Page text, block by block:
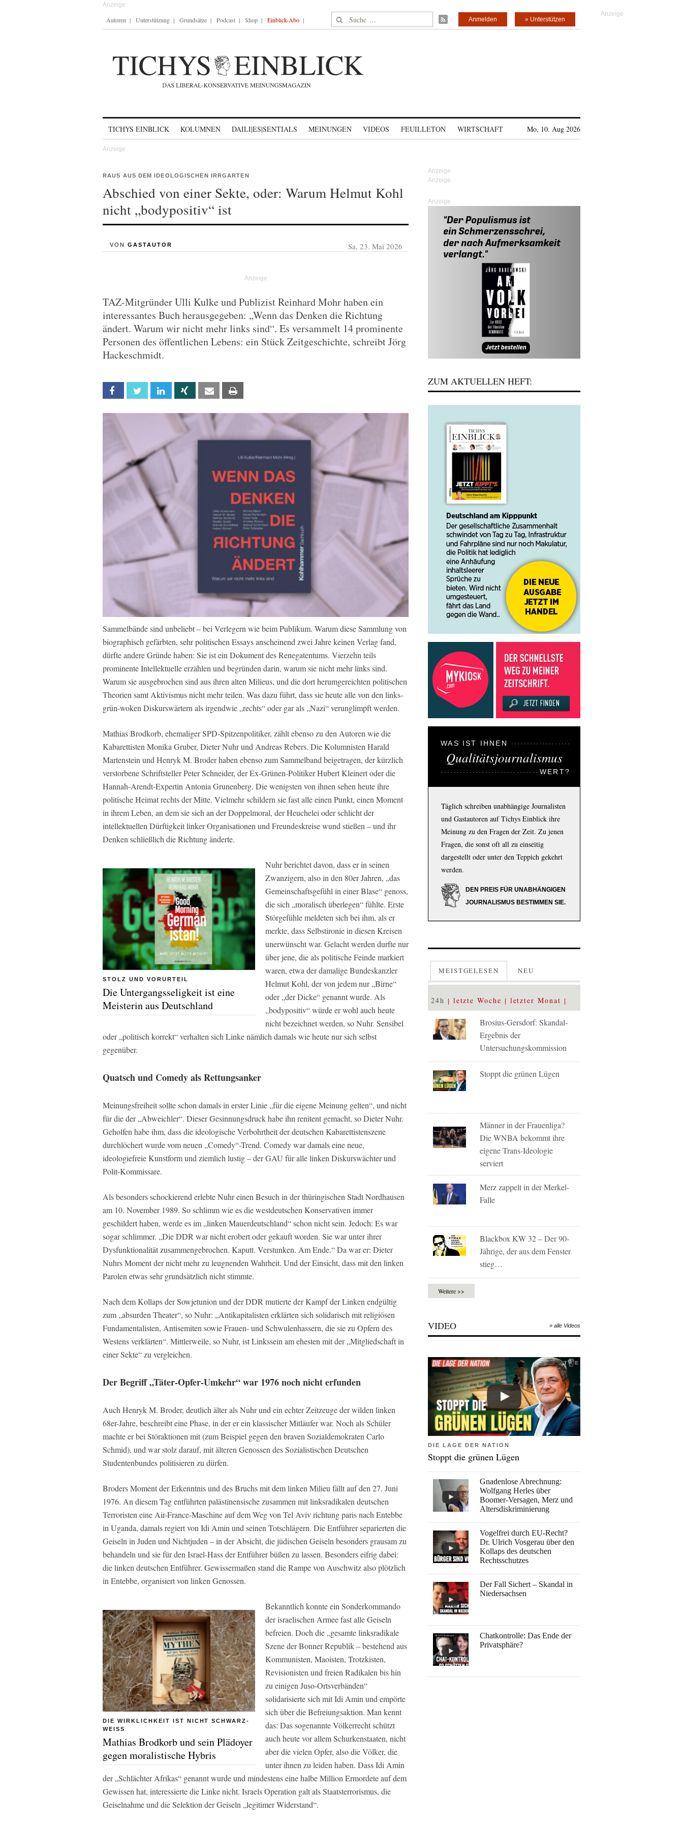
Autoren Unterstützung Grundsätze Podcast Shop Einblick-Abo Suche nach: » Unterstützen
Anmelden
TICHYS EINBLICK KOLUMNEN DAILI|ES|SENTIALS MEINUNGEN VIDEOS FEUILLETON WIRTSCHAFT Mo, 10. Aug 2026
RAUS AUS DEM IDEOLOGISCHEN IRRGARTEN
Abschied von einer Sekte, oder: Warum Helmut Kohl
nicht „bodypositiv“ ist
VON GASTAUTOR Sa, 23. Mai 2026
TAZ-Mitgründer Ulli Kulke und Publizist Reinhard Mohr haben ein
interessantes Buch herausgegeben: „Wenn das Denken die Richtung
ändert. Warum wir nicht mehr links sind“. Es versammelt 14 prominente
Personen des öffentlichen Lebens: ein Stück Zeitgeschichte, schreibt Jörg
Hackeschmidt.
Facebook Twitter Linkedin Xing Email
Sammelbände sind unbeliebt – bei Verlegern wie beim Publikum. Warum diese Sammlung von
biographisch gefärbten, sehr politischen Essays anscheinend zwei Jahre keinen Verlag fand,
dürfte andere Gründe haben: Sie ist ein Dokument des Renegatentums. Vierzehn teils
prominente Intellektuelle erzählen und begründen darin, warum sie nicht mehr links sind.
Warum sie ausgebrochen sind aus ihren alten Milieus, und die dort herumgereichten politischen
Theorien samt Aktivismus nicht mehr teilen. Was dazu führt, dass sie heute alle von den links-
grün-woken Diskurswärtern als irgendwie „rechts“ oder gar als „Nazi“ verunglimpft werden.
Mathias Brodkorb, ehemaliger SPD-Spitzenpolitiker, zählt ebenso zu den Autoren wie die
Kabarettisten Monika Gruber, Dieter Nuhr und Andreas Rebers. Die Kolumnisten Harald
Martenstein und Henryk M. Broder haben ebenso zum Sammelband beigetragen, der kürzlich
verstorbene Schriftsteller Peter Schneider, der Ex-Grünen-Politiker Hubert Kleinert oder die
Hannah-Arendt-Expertin Antonia Grunenberg. Die wenigsten von ihnen sehen heute ihre
politische Heimat rechts der Mitte. Vielmehr schildern sie fast alle einen Punkt, einen Moment
in ihrem Leben, an dem sie sich an der Doppelmoral, der Heuchelei oder schlicht der
intellektuellen Dürftigkeit linker Organisationen und Freundeskreise wund stießen – und ihr
Denken schließlich die Richtung änderte.
STOLZ UND VORURTEIL
Die Untergangsseligkeit ist eine
Meisterin aus Deutschland
Nuhr berichtet davon, dass er in seinen
Zwanzigern, also in den 80er Jahren, „das
Gemeinschaftsgefühl in einer Blase“ genoss,
die sich „moralisch überlegen“ fühlte. Erste
Störgefühle meldeten sich bei ihm, als er
merkte, dass Selbstironie in diesen Kreisen
unerwünscht war. Gelacht werden durfte nur
über jene, die als politische Feinde markiert
waren, etwa der damalige Bundeskanzler
Helmut Kohl, der von jedem nur „Birne“
oder „der Dicke“ genannt wurde. Als
„bodypositiv“ würde er wohl auch heute
nicht bezeichnet werden, so Nuhr. Sensibel
oder „politisch korrekt“ verhalten sich Linke nämlich damals wie heute nur sich selbst
gegenüber.
Quatsch und Comedy als Rettungsanker
Meinungsfreiheit sollte schon damals in erster Linie „für die eigene Meinung gelten“, und nicht
für die der „Abweichler“. Dieser Gesinnungsdruck habe ihn renitent gemacht, so Dieter Nuhr.
Geholfen habe ihm, dass die ideologische Verbohrtheit der deutschen Kabarettistenszene
durchlöchert wurde vom neuen „Comedy“-Trend. Comedy war damals eine neue,
ideologiefreie Kunstform und ziemlich lustig – der GAU für alle linken Diskurswächter und
Polit-Kommissare.
Als besonders schockierend erlebte Nuhr einen Besuch in der thüringischen Stadt Nordhausen
am 10. November 1989. So schlimm wie es die westdeutschen Konservativen immer
geschildert haben, werde es im „linken Mauerdeutschland“ schon nicht sein. Jedoch: Es war
sogar schlimmer. „Die DDR war nicht erobert oder gekauft worden. Sie war unter ihrer
Dysfunktionalität zusammengebrochen. Kaputt. Verstunken. Am Ende.“ Da war er: Dieter
Nuhrs Moment der nicht mehr zu leugnenden Wahrheit. Und der Einsicht, dass mit den linken
Parolen etwas sehr grundsätzlich nicht stimmte.
Nach dem Kollaps der Sowjetunion und der DDR mutierte der Kampf der Linken endgültig
zum „absurden Theater“, so Nuhr: „Antikapitalisten erklärten sich solidarisch mit religiösen
Fundamentalisten, Antisemiten sowie Frauen- und Schwulenhassern, die sie zu Opfern des
Westens verklärten“. Mittlerweile, so Nuhr, ist Linkssein am ehesten mit der „Mitgliedschaft in
einer Sekte“ zu vergleichen.
Der Begriff „Täter-Opfer-Umkehr“ war 1976 noch nicht erfunden
Auch Henryk M. Broder, deutlich älter als Nuhr und ein echter Zeitzeuge der wilden linken
68er-Jahre, beschreibt eine Phase, in der er ein klassischer Mitläufer war. Noch als Schüler
machte er bei Störaktionen mit (zum Beispiel gegen den braven Sozialdemokraten Carlo
Schmid), und war stolz darauf, mit älteren Genossen des Sozialistischen Deutschen
Studentenbundes politisieren zu dürfen.
Broders Moment der Erkenntnis und des Bruchs mit dem linken Milieu fällt auf den 27. Juni
1976. An diesem Tag entführten palästinensische zusammen mit linksradikalen deutschen
Terroristen eine Air-France-Maschine auf dem Weg von Tel Aviv richtung paris nach Entebbe
in Uganda, damals regiert von Idi Amin und seinen Totschlägern. Die Entführer separierten die
Geiseln in Juden und Nichtjuden – in der Absicht, die jüdischen Geiseln besonders grausam zu
behandeln und sie für den Israel-Hass der Entführer büßen zu lassen. Besonders eifrig dabei:
die linken deutschen Entführer. Gewissermaßen stand die Rampe von Auschwitz also plötzlich
in Entebbe, organisiert von linken Genossen.
DIE WIRKLICHKEIT IST NICHT SCHWARZ-
WEISS
Mathias Brodkorb und sein Plädoyer
gegen moralistische Hybris
Bekanntlich konnte ein Sonderkommando
der israelischen Armee fast alle Geiseln
befreien. Doch die „gesamte linksradikale
Szene der Bonner Republik – bestehend aus
Kommunisten, Maoisten, Trotzkisten,
Revisionisten und freien Radikalen bis hin
zu einigen Juso-Ortsverbänden“
solidarisierte sich mit Idi Amin und empörte
sich über die Befreiungsaktion. Man kennt
das: Das sogenannte Völkerrecht schützt
auch heute vor allem Schurkenstaaten, nicht
aber die vielen Opfer, also die Völker, die
unter ihnen zu leiden haben. Dass Idi Amin
der „Schlächter Afrikas“ genannt wurde und mindestens eine halbe Million Ermordete auf dem
Gewissen hat, interessierte die Linke nicht. Israels Operation galt als Staatsterrorismus, die
Geiselnahme und die Selektion der Geiseln „legitimer Widerstand“.
Anzeige
ZUM AKTUELLEN HEFT:
WAS IST IHNEN
Qualitätsjournalismus
WERT?
Täglich schreiben unabhängige Journalisten
und Gastautoren auf Tichys Einblick ihre
Meinung zu den Fragen der Zeit. Zu jenen
Fragen, die sonst oft all zu einseitig
dargestellt oder unter den Teppich gekehrt
werden.
DEN PREIS FÜR UNABHÄNGIGEN
JOURNALISMUS BESTIMMEN SIE.
MEISTGELESEN NEU
24h letzte Woche letzter Monat
Brosius-Gersdorf: Skandal-
Ergebnis der
Untersuchungskommission
Stoppt die grünen Lügen
Männer in der Frauenliga?
Die WNBA bekommt ihre
eigene Trans-Ideologie
serviert
Merz zappelt in der Merkel-
Falle
Blackbox KW 32 – Der 90-
Jährige, der aus dem Fenster
stieg…
Weitere >>
VIDEO » alle Videos
DIE LAGE DER NATION
Stoppt die grünen Lügen
Gnadenlose Abrechnung:
Wolfgang Herles über
Boomer-Versagen, Merz und
Altersdiskriminierung
Vogelfrei durch EU-Recht?
Dr. Ulrich Vosgerau über den
Kollaps des deutschen
Rechtsschutzes
Der Fall Sichert – Skandal in
Niedersachsen
Chatkontrolle: Das Ende der
Privatsphäre?